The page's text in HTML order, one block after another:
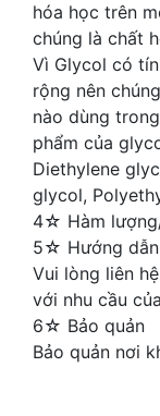
hóa học trên
chúng là chất
Vì Glycol có
rộng nên
nào dùng
phẩm của
Diethylene
glycol,
4☆ Hàm
5☆ Hướng
Vui lòng liên
với nhu cầu
6☆ Bảo quản
Bảo quản nơi